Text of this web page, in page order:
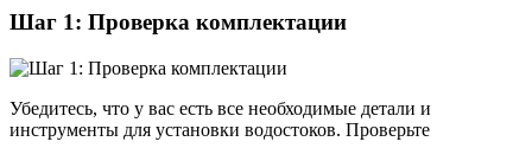
Шаг 1: Проверка комплектации
Убедитесь, что у вас есть все необходимые детали и
инструменты для установки водостоков. Проверьте